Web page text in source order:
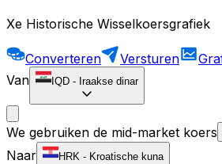
Xe Historische Wisselkoersgrafiek
Converteren Versturen
Van
IQD - Iraakse dinar
We gebruiken de mid-market koers
Naar
HRK - Kroatische kuna